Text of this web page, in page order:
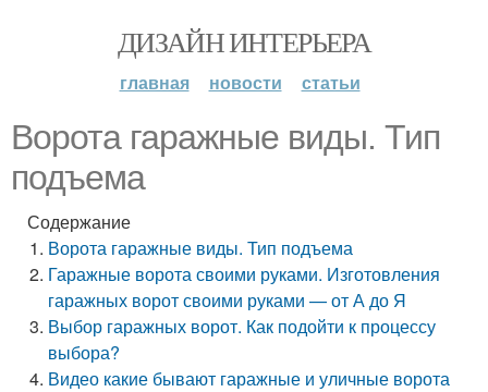
ДИЗАЙН ИНТЕРЬЕРА
главная новости статьи
Ворота гаражные виды. Тип
подъема
Содержание
Ворота гаражные виды. Тип подъема
Гаражные ворота своими руками. Изготовления
гаражных ворот своими руками — от А до Я
Выбор гаражных ворот. Как подойти к процессу
выбора?
Видео какие бывают гаражные и уличные ворота